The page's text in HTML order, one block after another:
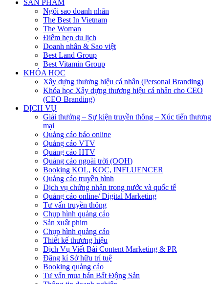
SẢN PHẨM
Ngôi sao doanh nhân
The Best In Vietnam
The Woman
Điểm hẹn du lịch
Doanh nhân & Sao việt
Best Land Group
Best Vitamin Group
KHÓA HỌC
Xây dựng thương hiệu cá nhân (Personal Branding)
Khóa học Xây dựng thương hiệu cá nhân cho CEO
(CEO Branding)
DỊCH VỤ
Giải thưởng – Sự kiện truyền thông – Xúc tiến thương
mại
Quảng cáo báo online
Quảng cáo VTV
Quảng cáo HTV
Quảng cáo ngoài trời (OOH)
Booking KOL, KOC, INFLUENCER
Quảng cáo truyền hình
Dịch vụ chứng nhận trong nước và quốc tế
Quảng cáo online/ Digital Marketing
Tư vấn truyền thông
Chụp hình quảng cáo
Sản xuất phim
Chụp hình quảng cáo
Thiết kế thương hiệu
Dịch Vụ Viết Bài Content Marketing & PR
Đăng kí Sở hữu trí tuệ
Booking quảng cáo
Tư vấn mua bán Bất Động Sản